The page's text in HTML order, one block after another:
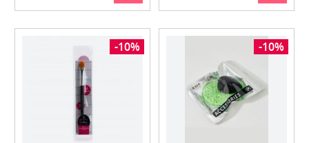
-10% -10%